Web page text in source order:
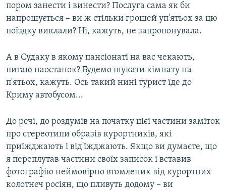
пором занести і винести? Послуга сама як би
напрошується – ви ж стільки грошей уп'ятьох за цю
поїздку виклали? Ні, кажуть, не запропонувала.
А в Судаку в якому пансіонаті на вас чекають,
питаю наостанок? Будемо шукати кімнату на
п'ятьох, кажуть. Ось такий нині турист їде до
Криму автобусом...
До речі, до роздумів на початку цієї частини заміток
про стереотипи образів курортників, які
приїжджають і від'їжджають. Якщо ви думаєте, що
я переплутав частини своїх записок і вставив
фотографію неймовірно втомлених від курортних
колотнеч росіян, що пливуть додому – ви